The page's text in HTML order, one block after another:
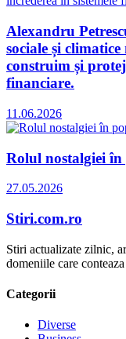
Alexandru
sociale și
construim și
financiare.
11.06.2026
Rolul nostalgiei
27.05.2026
Stiri.com.ro
Stiri actualizate zilnic,
domeniile care
Categorii
Diverse